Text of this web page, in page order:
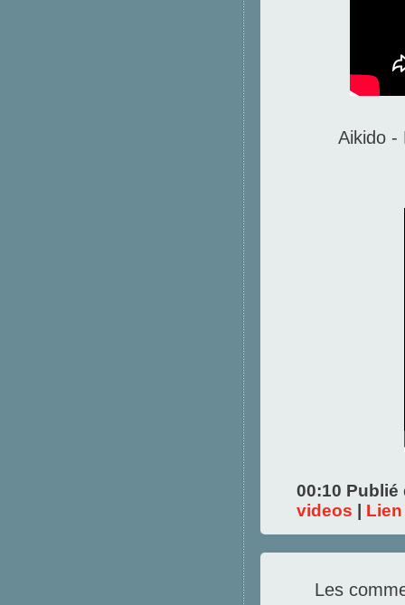
Aikido -
00:10
videos
Les